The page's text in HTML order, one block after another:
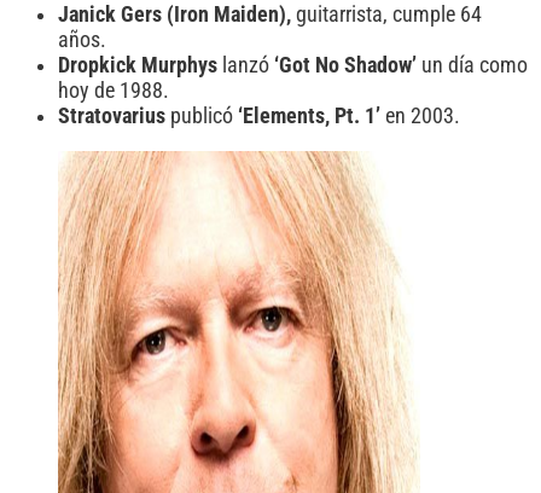
Janick Gers (Iron Maiden), guitarrista, cumple 64
años.
Dropkick Murphys lanzó ‘Got No Shadow’ un día como
hoy de 1988.
Stratovarius publicó ‘Elements, Pt. 1’ en 2003.